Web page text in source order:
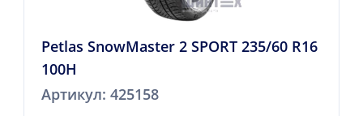
Petlas SnowMaster 2 SPORT 235/60 R16
100H
Артикул: 425158